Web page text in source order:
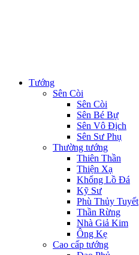
Tướng
Sên Còi
Sên Còi
Sên Bé Bự
Sên Vô Địch
Sên Sư Phụ
Thường tướng
Thiên Thần
Thiện Xạ
Khổng Lồ Đá
Kỹ Sư
Phù Thủy Tuyết
Thần Rừng
Nhà Giả Kim
Ông Kẹ
Cao cấp tướng